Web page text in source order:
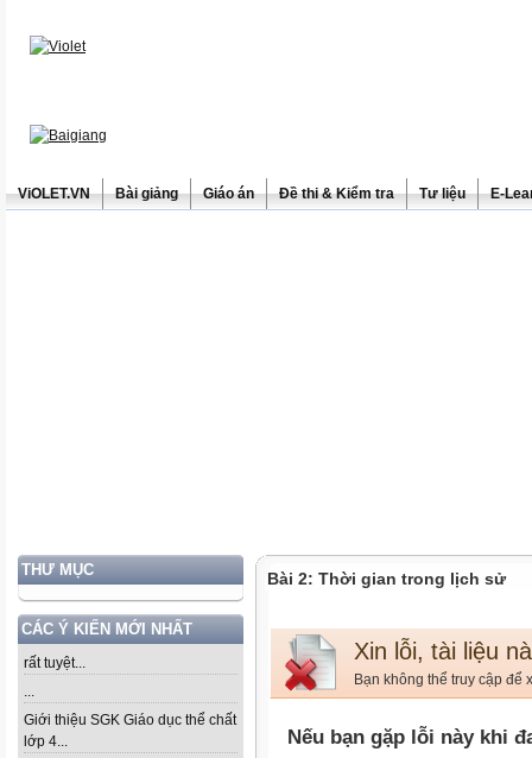
ViOLET.VN Bài giảng Giáo án Đề thi & Kiểm tra Tư liệu E-
THƯ MỤC
CÁC Ý KIẾN MỚI NHẤT
rất tuyệt...
...
Giới thiệu SGK Giáo dục thể chất
lớp 4...
Bài 2: Thời gian trong lịch sử
Xin lỗi, tài liệu
Bạn không thể truy cập để
Nếu bạn gặp lỗi này khi